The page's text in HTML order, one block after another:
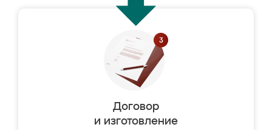
Договор
и изготовление